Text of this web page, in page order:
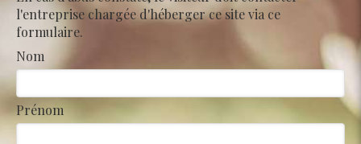
l'entreprise chargée d'héberger ce site via ce
formulaire.
Nom
Prénom